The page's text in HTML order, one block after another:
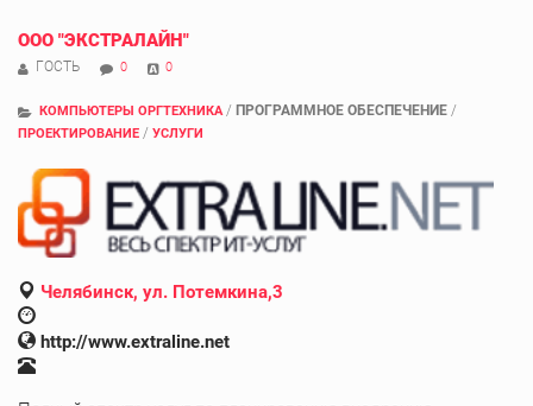
ООО "ЭКСТРАЛАЙН"
ГОСТЬ 0 0
КОМПЬЮТЕРЫ ОРГТЕХНИКА/ ПРОГРАММНОЕ ОБЕСПЕЧЕНИЕ /
ПРОЕКТИРОВАНИЕ / УСЛУГИ
Челябинск, ул. Потемкина,3
http://www.extraline.net